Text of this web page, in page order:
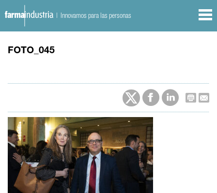
| Innovamos para las personas
FOTO_045